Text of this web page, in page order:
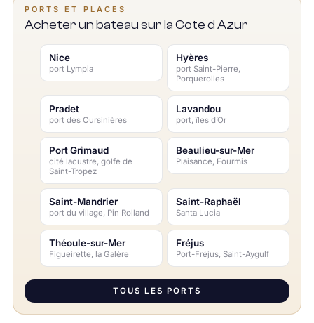
PORTS ET PLACES
Acheter un bateau sur la Cote d Azur
Nice
port Lympia
Hyères
port Saint-Pierre,
Porquerolles
Pradet
port des Oursinières
Lavandou
port, îles d’Or
Port Grimaud
cité lacustre, golfe de
Saint-Tropez
Beaulieu-sur-Mer
Plaisance, Fourmis
Saint-Mandrier
port du village, Pin Rolland
Saint-Raphaël
Santa Lucia
Théoule-sur-Mer
Figueirette, la Galère
Fréjus
Port-Fréjus, Saint-Aygulf
TOUS LES PORTS